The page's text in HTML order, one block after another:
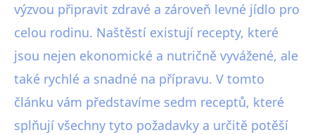
výzvou připravit zdravé a zároveň levné jídlo pro
celou rodinu. Naštěstí existují recepty, které
jsou nejen ekonomické a nutričně vyvážené, ale
také rychlé a snadné na přípravu. V tomto
článku vám představíme sedm receptů, které
splňují všechny tyto požadavky a určitě potěší